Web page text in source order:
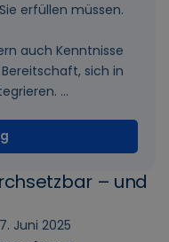
erfüllen müssen.
auch Kenntnisse
sich in
...
– und
Juni 2025